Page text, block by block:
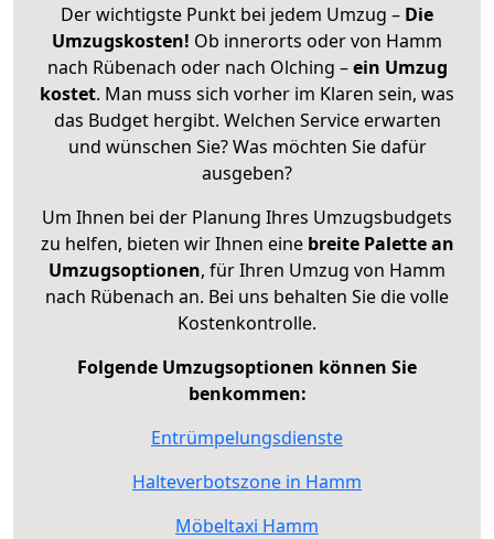
Der wichtigste Punkt bei jedem Umzug – Die
Umzugskosten! Ob innerorts oder von Hamm
nach Rübenach oder nach Olching –ein Umzug
kostet. Man muss sich vorher im Klaren sein, was
das Budget hergibt. Welchen Service erwarten
und wünschen Sie? Was möchten Sie dafür
ausgeben?
Um Ihnen bei der Planung Ihres Umzugsbudgets
zu helfen, bieten wir Ihnen eine breite Palette an
Umzugsoptionen, für Ihren Umzug von Hamm
nach Rübenach an. Bei uns behalten Sie die volle
Kostenkontrolle.
Folgende Umzugsoptionen können Sie
benkommen:
Entrümpelungsdienste
Halteverbotszone in Hamm
Möbeltaxi Hamm